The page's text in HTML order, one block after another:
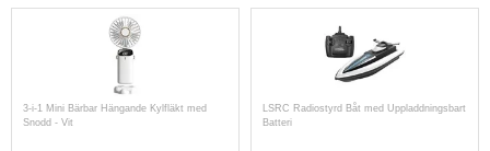
3-i-1 Mini Bärbar Hängande Kylfläkt med
Snodd - Vit
LSRC Radiostyrd Båt med Uppladdningsbart
Batteri